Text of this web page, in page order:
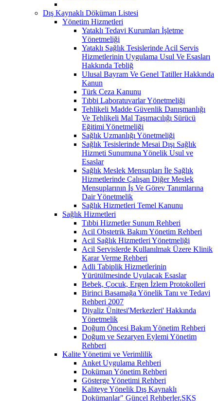
Dış Kaynaklı Döküman Listesi
Yönetim Hizmetleri
Yataklı Tedavi Kurumları İşletme
Yönetmeliği
Yataklı Sağlık Tesislerinde Acil Servis
Hizmetlerinin Uygulama Usul Ve Esasları
Hakkında Tebliğ
Ulusal Bayram Ve Genel Tatiller Hakkında
Kanun
Türk Ceza Kanunu
Tıbbi Laboratuvarlar Yönetmeliği
Tehlikeli Madde Güvenlik Danışmanlığı
Ve Tehlikeli Mal Taşımacılığı Sürücü
Eğitimi Yönetmeliği
Sağlık Uzmanlığı Yönetmeliği
Sağlık Tesislerinde Mesai Dışı Sağlık
Hizmeti Sunumuna Yönelik Usul ve
Esaslar
Sağlık Meslek Mensupları İle Sağlık
Hizmetlerinde Çalışan Diğer Meslek
Mensuplarının İş Ve Görev Tanımlarına
Dair Yönetmelik
Sağlık Hizmetleri Temel Kanunu
Sağlık Hizmetleri
Tıbbi Hizmetler Sunum Rehberi
Acil Obstetrik Bakım Yönetim Rehberi
Acil Sağlık Hizmetleri Yönetmeliği
Acil Servislerde Kullanılmak Üzere Klinik
Karar Verme Rehberi
Adli Tabiplik Hizmetlerinin
Yürütülmesinde Uyulacak Esaslar
Bebek, Çocuk, Ergen İzlem Protokolleri
Birinci Basamağa Yönelik Tanı ve Tedavi
Rehberi 2007
Diyaliz Ünitesi'Merkezleri' Hakkında
Yönetmelik
Doğum Öncesi Bakım Yönetim Rehberi
Doğum ve Sezaryen Eylemi Yönetim
Rehberi
Kalite Yönetimi ve Verimlilik
Anket Uygulama Rehberi
Doküman Yönetim Rehberi
Gösterge Yönetimi Rehberi
Kaliteye Yönelik Dış Kaynaklı
Dokümanlar" Güncel Rehberler,SKS